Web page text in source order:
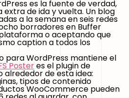
es la fuente de verdad,
extra de ida y vuelta. Un blog
a la semana en seis redes
borradores en Buffer
o aceptando que
caption a todos los
para WordPress mantiene el
Posteres el plugin de
alrededor de esta idea:
tipos de contenido
WooCommerce pueden